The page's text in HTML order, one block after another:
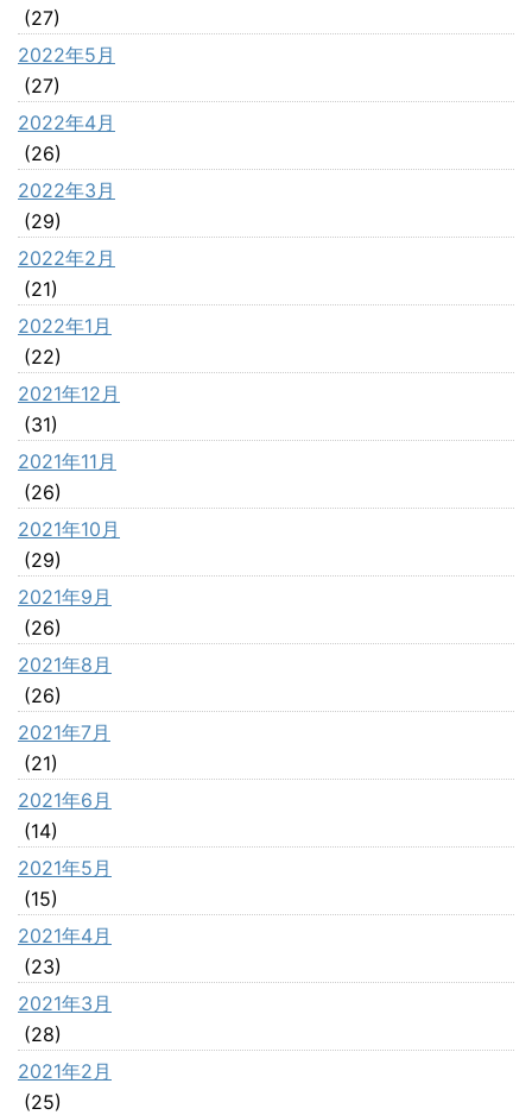
(27)
2022年5月
(27)
2022年4月
(26)
2022年3月
(29)
2022年2月
(21)
2022年1月
(22)
2021年12月
(31)
2021年11月
(26)
2021年10月
(29)
2021年9月
(26)
2021年8月
(26)
2021年7月
(21)
2021年6月
(14)
2021年5月
(15)
2021年4月
(23)
2021年3月
(28)
2021年2月
(25)